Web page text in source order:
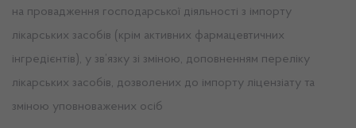
на провадження господарської діяльності з імпорту
лікарських засобів (крім активних фармацевтичних
інгредієнтів), у зв’язку зі зміною, доповненням переліку
лікарських засобів, дозволених до імпорту ліцензіату та
зміною уповноважених осіб